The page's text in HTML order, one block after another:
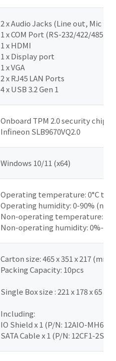
2 x Audio Jacks (Line out, Mic in)
1 x COM Port (RS-232/422/485 &
1 x HDMI
1 x Display port
1 x VGA
2 x RJ45 LAN Ports
4 x USB 3.2 Gen 1
Onboard TPM 2.0 security chip
Infineon SLB9670VQ2.0
Windows 10/11 (x64)
Operating temperature: 0°C to
Operating humidity: 0-90%
Non-operating temperature: -
Non-operating humidity: 0%-
Carton size: 465 x 351 x 217 (mm)
Packing Capacity: 10pcs
Single Box size : 221 x 178 x 65
Including:
IO Shield x 1 (P/N: 12AIO-
SATA Cable x 1 (P/N: 12CF1-